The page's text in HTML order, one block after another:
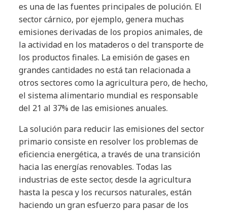
es una de las fuentes principales de polución. El
sector cárnico, por ejemplo, genera muchas
emisiones derivadas de los propios animales, de
la actividad en los mataderos o del transporte de
los productos finales. La emisión de gases en
grandes cantidades no está tan relacionada a
otros sectores como la agricultura pero, de hecho,
el sistema alimentario mundial es responsable
del 21 al 37% de las emisiones anuales.
La solución para reducir las emisiones del sector
primario consiste en resolver los problemas de
eficiencia energética, a través de una transición
hacia las energías renovables. Todas las
industrias de este sector, desde la agricultura
hasta la pesca y los recursos naturales, están
haciendo un gran esfuerzo para pasar de los